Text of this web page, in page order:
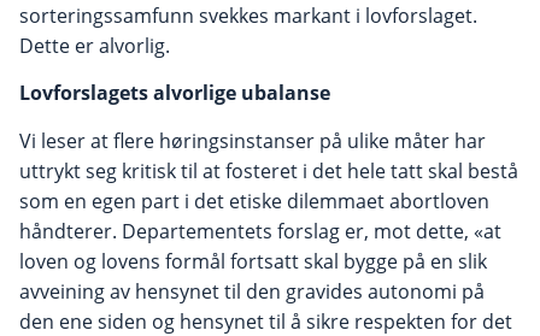
sorteringssamfunn svekkes markant i lovforslaget.
Dette er alvorlig.
Lovforslagets alvorlige ubalanse
Vi leser at flere høringsinstanser på ulike måter har
uttrykt seg kritisk til at fosteret i det hele tatt skal bestå
som en egen part i det etiske dilemmaet abortloven
håndterer. Departementets forslag er, mot dette, «at
loven og lovens formål fortsatt skal bygge på en slik
avveining av hensynet til den gravides autonomi på
den ene siden og hensynet til å sikre respekten for det